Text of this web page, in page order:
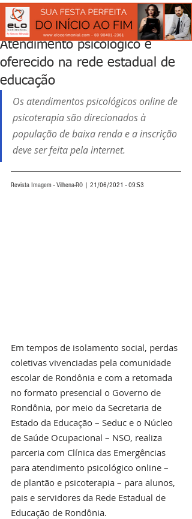
Atendimento psicológico é
oferecido na rede estadual de
educação
Os atendimentos psicológicos online de
psicoterapia são direcionados à
população de baixa renda e a inscrição
deve ser feita pela internet.
Revista Imagem - Vilhena-RO | 21/06/2021 - 09:53
Em tempos de isolamento social, perdas
coletivas vivenciadas pela comunidade
escolar de Rondônia e com a retomada
no formato presencial o Governo de
Rondônia, por meio da Secretaria de
Estado da Educação – Seduc e o Núcleo
de Saúde Ocupacional – NSO, realiza
parceria com Clínica das Emergências
para atendimento psicológico online –
de plantão e psicoterapia – para alunos,
pais e servidores da Rede Estadual de
Educação de Rondônia.